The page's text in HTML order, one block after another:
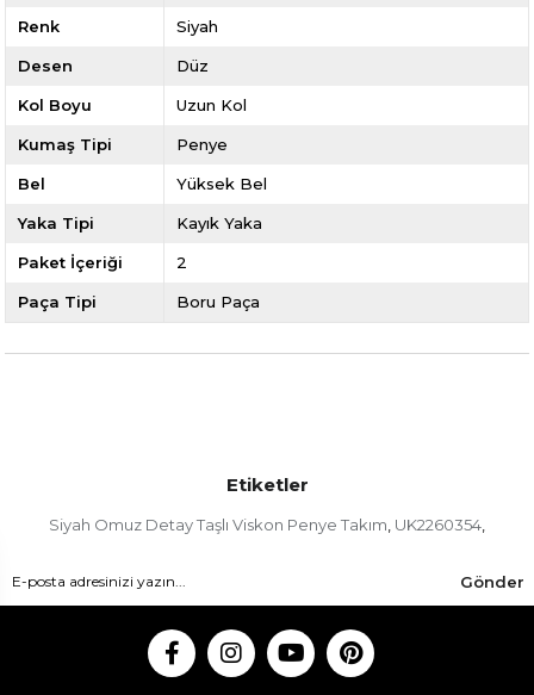
Renk Siyah
Desen Düz
Kol Boyu Uzun Kol
Kumaş Tipi Penye
Bel Yüksek Bel
Yaka Tipi Kayık Yaka
Paket İçeriği 2
Paça Tipi Boru Paça
Etiketler
Siyah Omuz Detay Taşlı Viskon Penye Takım UK2260354
Gönder